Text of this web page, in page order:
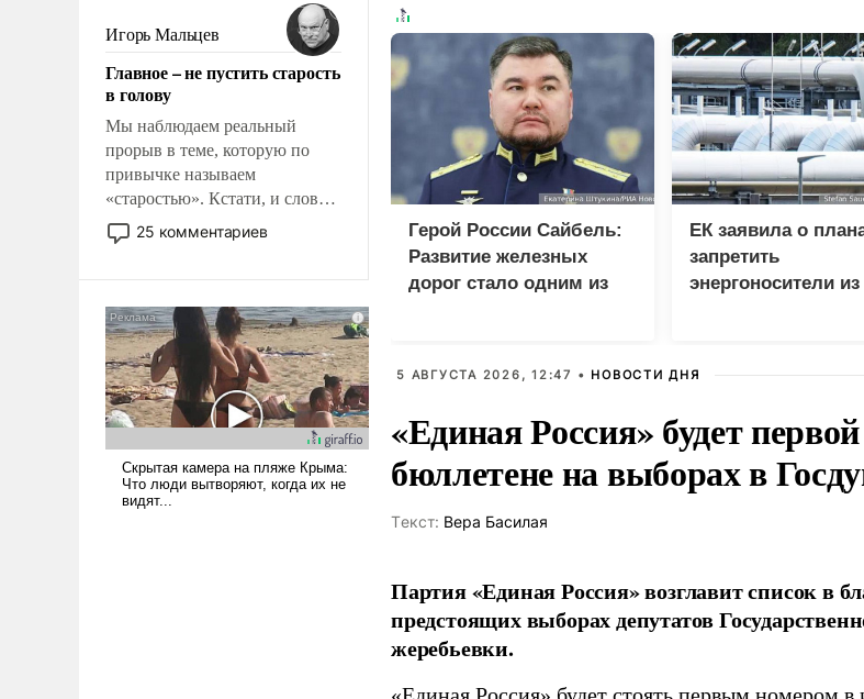
голову мысль: хорошо бы
продемонстрировать, что
Украина вступила в
вооруженное противостояние
с Ираном.
Игорь Мальцев
Главное – не пустить старость
в голову
Мы наблюдаем реальный
прорыв в теме, которую по
привычке называем
«старостью». Кстати, и слово-
то это уже стараются не
использовать – так же, как
что оно уже несет негативные
коннотации.
25 комментариев
Герой России Сайбель:
Развитие железных
дорог стало одним из
ЕК заявила о
запретить
энергоносители из
5 АВГУСТА 2026, 12:47 • НОВОСТИ ДНЯ
«Единая Россия» будет
бюллетене на выборах в
Tекст: Вера Басилая
Партия «Единая Россия» возглавит список в
предстоящих выборах депутатов
жеребьевки.